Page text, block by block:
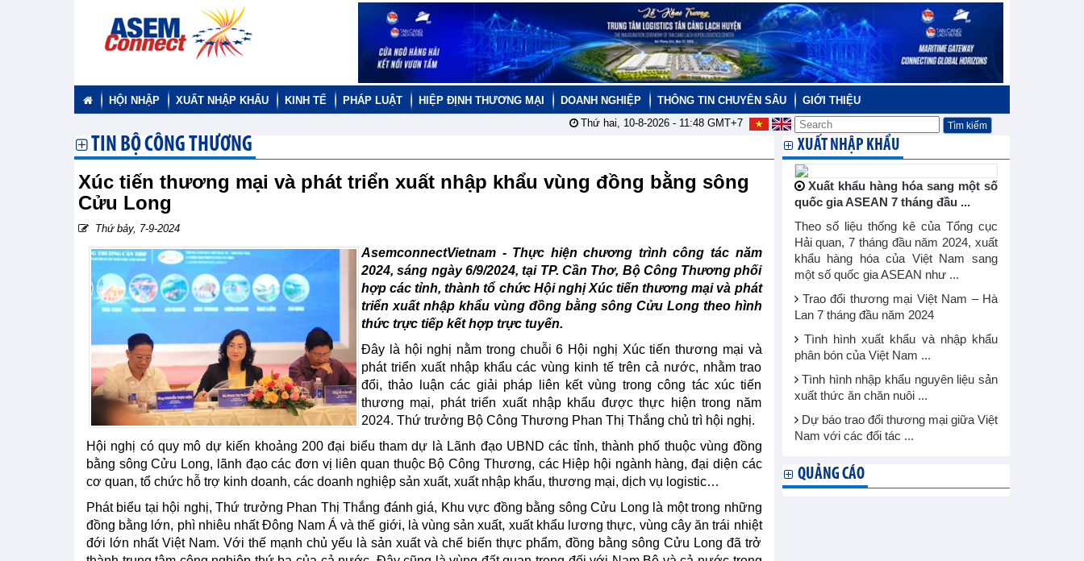
HỘI NHẬP XUẤT NHẬP KHẨU KINH TẾ PHÁP LUẬT HIỆP ĐỊNH THƯƠNG MẠI DOANH NGHIỆP THÔNG TIN CHUYÊN SÂU
GIỚI THIỆU
Thứ hai, 10-8-2026 - 11:48GMT+7
TIN BỘ CÔNG THƯƠNG
Xúc tiến thương mại và phát triển xuất nhập khẩu vùng đồng bằng sông
Cửu Long
Thứ bảy, 7-9-2024
AsemconnectVietnam - Thực hiện chương trình công tác năm
2024, sáng ngày 6/9/2024, tại TP. Cần Thơ, Bộ Công Thương phối
hợp các tỉnh, thành tổ chức Hội nghị Xúc tiến thương mại và phát
triển xuất nhập khẩu vùng đồng bằng sông Cửu Long theo hình
thức trực tiếp kết hợp trực tuyến.
Đây là hội nghị nằm trong chuỗi 6 Hội nghị Xúc tiến thương mại và
phát triển xuất nhập khẩu các vùng kinh tế trên cả nước, nhằm trao
đổi, thảo luận các giải pháp liên kết vùng trong công tác xúc tiến
thương mại, phát triển xuất nhập khẩu được thực hiện trong năm
2024. Thứ trưởng Bộ Công Thương Phan Thị Thắng chủ trì hội nghị.
Hội nghị có quy mô dự kiến khoảng 200 đại biểu tham dự là Lãnh đạo UBND các tỉnh, thành phố thuộc vùng đồng
bằng sông Cửu Long, lãnh đạo các đơn vị liên quan thuộc Bộ Công Thương, các Hiệp hội ngành hàng, đại diện các
cơ quan, tổ chức hỗ trợ kinh doanh, các doanh nghiệp sản xuất, xuất nhập khẩu, thương mại, dịch vụ logistic…
Phát biểu tại hội nghị, Thứ trưởng Phan Thị Thắng đánh giá, Khu vực đồng bằng sông Cửu Long là một trong những
đồng bằng lớn, phì nhiêu nhất Đông Nam Á và thế giới, là vùng sản xuất, xuất khẩu lương thực, vùng cây ăn trái nhiệt
đới lớn nhất Việt Nam. Với thế mạnh chủ yếu là sản xuất và chế biến thực phẩm, đồng bằng sông Cửu Long đã trở
XUẤT NHẬP KHẨU
Xuất khẩu hàng hóa sang một số
quốc gia ASEAN 7 tháng đầu ...
Theo số liệu thống kê của Tổng cục
Hải quan, 7 tháng đầu năm 2024, xuất
khẩu hàng hóa của Việt Nam sang
một số quốc gia ASEAN như ...
Trao đổi thương mại Việt Nam – Hà
Lan 7 tháng đầu năm 2024
Tình hình xuất khẩu và nhập khẩu
phân bón của Việt Nam ...
Tình hình nhập khẩu nguyên liệu sản
xuất thức ăn chăn nuôi ...
Dự báo trao đổi thương mại giữa Việt
Nam với các đối tác ...
QUẢNG CÁO